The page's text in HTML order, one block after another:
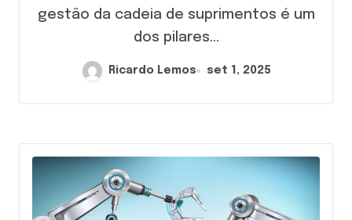
gestão da cadeia de suprimentos é um
dos pilares...
Ricardo Lemos set 1, 2025